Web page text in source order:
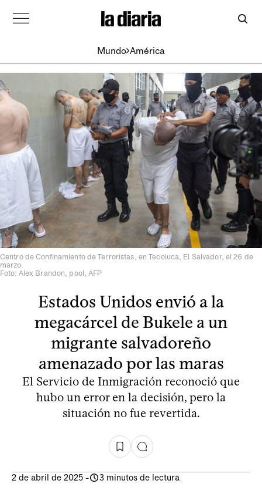
Mundo América
Centro de Confinamiento de Terroristas, en Tecoluca, El Salvador, el 26 de
marzo.
Foto: Alex Brandon, pool, AFP
Estados Unidos envió a la
megacárcel de Bukele a un
migrante salvadoreño
amenazado por las maras
El Servicio de Inmigración reconoció que
hubo un error en la decisión, pero la
situación no fue revertida.
2 de abril de 2025 - 3 minutos de lectura